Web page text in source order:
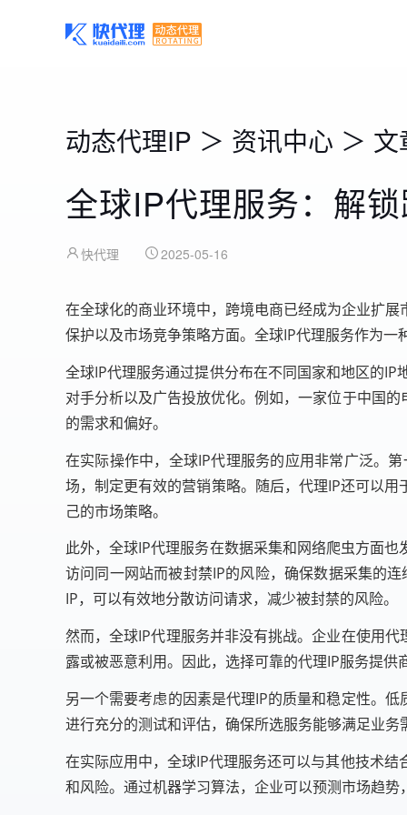
动态代理IP ＞ 资讯中心 ＞ 文
全球IP代理服务：解
快代理 2025-05-16
在全球化的商业环境中，跨境电商已经成为企业扩
保护以及市场竞争策略方面。全球IP代理服务作为
全球IP代理服务通过提供分布在不同国家和地区的
对手分析以及广告投放优化。例如，一家位于中国
的需求和偏好。
在实际操作中，全球IP代理服务的应用非常广泛。
场，制定更有效的营销策略。随后，代理IP还可以
己的市场策略。
此外，全球IP代理服务在数据采集和网络爬虫方面
访问同一网站而被封禁IP的风险，确保数据采集的
IP，可以有效地分散访问请求，减少被封禁的风险。
然而，全球IP代理服务并非没有挑战。企业在使用
露或被恶意利用。因此，选择可靠的代理IP服务提
另一个需要考虑的因素是代理IP的质量和稳定性。
进行充分的测试和评估，确保所选服务能够满足业务
在实际应用中，全球IP代理服务还可以与其他技术
和风险。通过机器学习算法，企业可以预测市场趋